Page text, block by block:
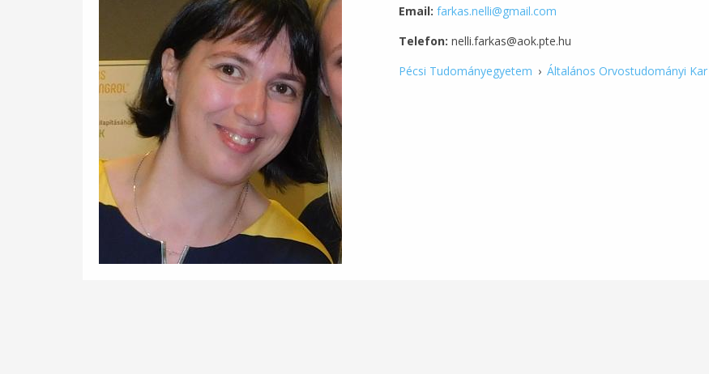
Email: farkas.nelli@gmail.com
Telefon: nelli.farkas@aok.pte.hu
Pécsi Tudományegyetem › Általános Orvostudományi Kar